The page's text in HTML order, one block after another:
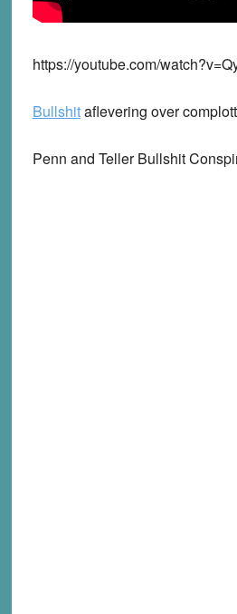
https://youtube.com/
Bullshitaflevering over
Penn and Teller Bullshit